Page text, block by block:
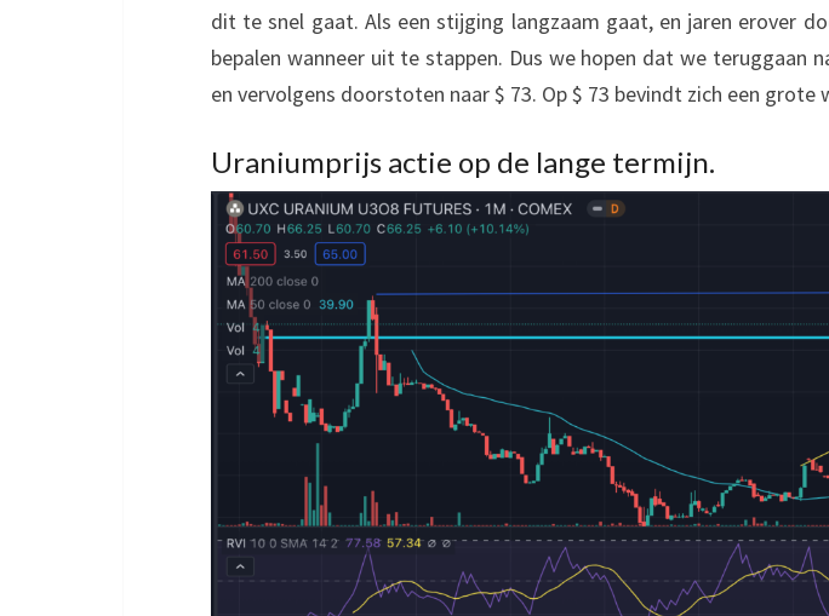
dit te snel gaat. Als een stijging langzaam gaat, en jaren erover
bepalen wanneer uit te stappen. Dus we hopen dat we teruggaan
en vervolgens doorstoten naar $ 73. Op $ 73 bevindt zich een grote
Uraniumprijs actie op de lange termijn.